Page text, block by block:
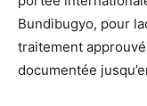
Bundibugyo, pour
traitement
documentée